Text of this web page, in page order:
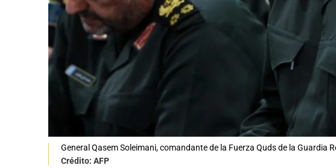
General Qasem Soleimani, comandante de la Fuerza Quds de la Guardia
Crédito: AFP